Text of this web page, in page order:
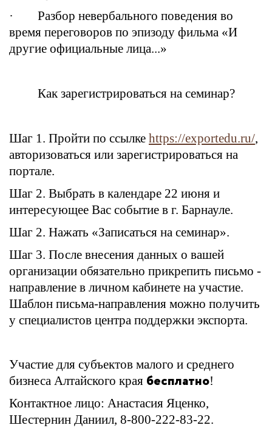
· Разбор невербального поведения во
время переговоров по эпизоду фильма «И
другие официальные лица...»
Как зарегистрироваться на семинар?
Шаг 1. Пройти по ссылке https://exportedu.ru/,
авторизоваться или зарегистрироваться на
портале.
Шаг 2. Выбрать в календаре 22 июня и
интересующее Вас событие в г. Барнауле.
Шаг 2. Нажать «Записаться на семинар».
Шаг 3. После внесения данных о вашей
организации обязательно прикрепить письмо -
направление в личном кабинете на участие.
Шаблон письма-направления можно получить
у специалистов центра поддержки экспорта.
Участие для субъектов малого и среднего
бизнеса Алтайского края бесплатно!
Контактное лицо: Анастасия Яценко,
Шестернин Даниил, 8-800-222-83-22.